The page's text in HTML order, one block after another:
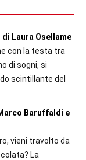
Laura Osellame
con la testa tra
di sogni, si
scintillante del
Baruffaldi e
vieni travolto da
La